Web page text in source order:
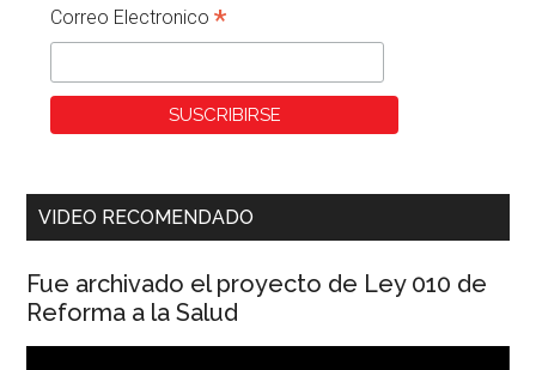
Correo Electronico*
VIDEO RECOMENDADO
Fue archivado el proyecto de Ley 010 de
Reforma a la Salud